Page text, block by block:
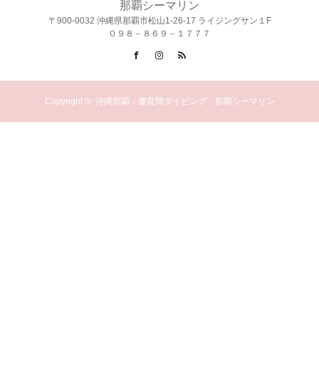
那覇シーマリン
〒900-0032 沖縄県那覇市松山1-26-17 ライジングサン１F
０９８－８６９－１７７７
FacebookInstagram
Copyright © 沖縄那覇・慶良間ダイビング 那覇シーマリン